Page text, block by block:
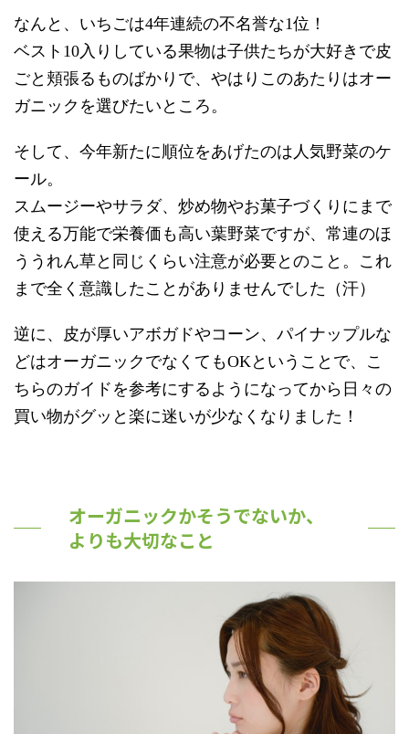
なんと、いちごは4年連続の不名誉な1位！
ベスト10入りしている果物は子供たちが大好きで皮
ごと頬張るものばかりで、やはりこのあたりはオー
ガニックを選びたいところ。
そして、今年新たに順位をあげたのは人気野菜のケ
ール。
スムージーやサラダ、炒め物やお菓子づくりにまで
使える万能で栄養価も高い葉野菜ですが、常連のほ
ううれん草と同じくらい注意が必要とのこと。これ
まで全く意識したことがありませんでした（汗）
逆に、皮が厚いアボガドやコーン、パイナップルな
どはオーガニックでなくてもOKということで、こ
ちらのガイドを参考にするようになってから日々の
買い物がグッと楽に迷いが少なくなりました！
オーガニックかそうでないか、
よりも大切なこと